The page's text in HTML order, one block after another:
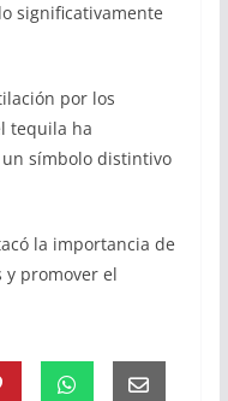
significativamente
por los
tequila ha
símbolo distintivo
la importancia de
y promover el